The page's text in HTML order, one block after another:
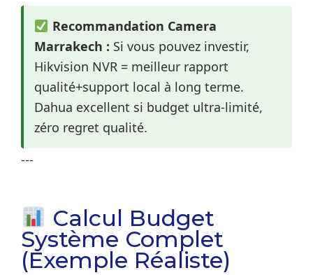
Recommandation Camera
Marrakech : Si vous pouvez investir,
Hikvision NVR = meilleur rapport
qualité+support local à long terme.
Dahua excellent si budget ultra-limité,
zéro regret qualité.
---
Calcul Budget
Système Complet
(Exemple Réaliste)